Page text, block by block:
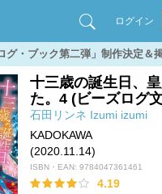
ログイン
グ・ブック第二弾」制作決定＆
十三歳の誕生日、
た。4 (ビーズログ
石田リンネ Izumi izumi
KADOKAWA
(2020.11.14)
ISBN・EAN: 9784047361461
4.19